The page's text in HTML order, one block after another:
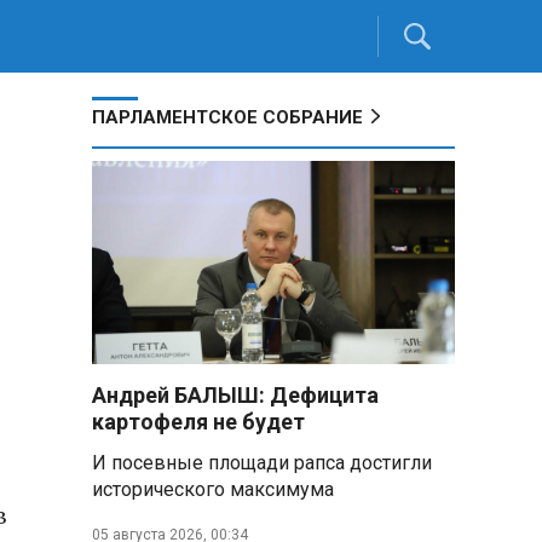
ПАРЛАМЕНТСКОЕ СОБРАНИЕ
Андрей БАЛЫШ: Дефицита
картофеля не будет
И посевные площади рапса достигли
исторического максимума
05 августа 2026, 00:34